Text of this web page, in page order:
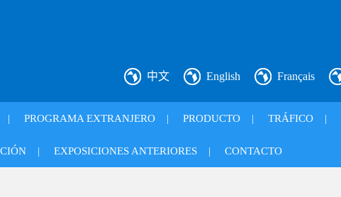
中文 English Français
| PROGRAMA EXTRANJERO | PRODUCTO | TRÁFICO |
| EXPOSICIONES ANTERIORES | CONTACTO